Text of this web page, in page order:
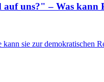
uns?" – Was kann
sie zur demokratischen